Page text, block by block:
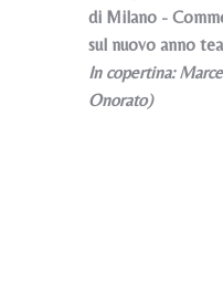
di Milano -
sul nuovo anno
In copertina:
Onorato)